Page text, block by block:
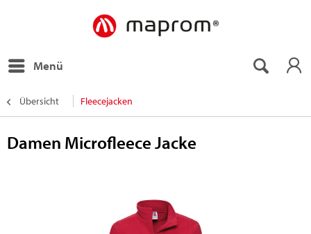
Menü
Übersicht Fleecejacken
Damen Microfleece Jacke